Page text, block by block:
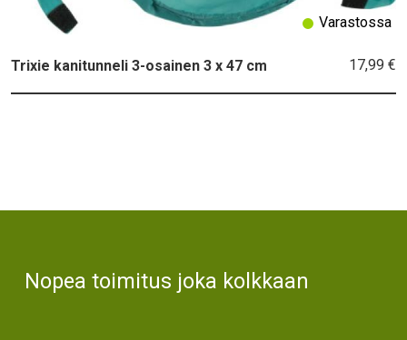
Trixie kanitunneli 3-osainen 3 x 47 cm 17,99 €
Varastossa
Nopea toimitus joka kolkkaan